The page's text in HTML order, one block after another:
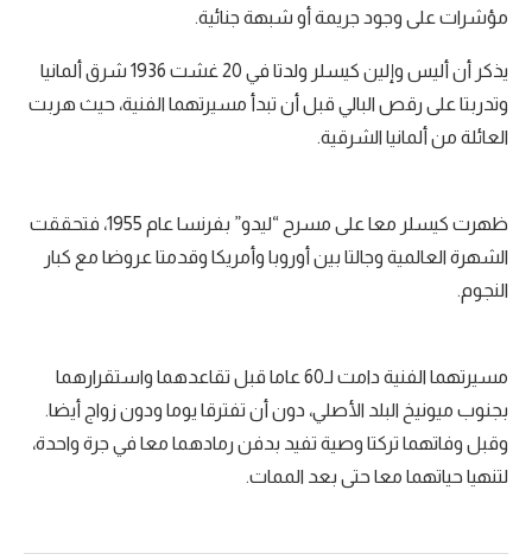
مؤشرات على وجود جريمة أو شبهة جنائية.
يذكر أن أليس وإلين كيسلر ولدتا في 20 غشت 1936 شرق ألمانيا
وتدربتا على رقص البالي قبل أن تبدأ مسيرتهما الفنية، حيث هربت
العائلة من ألمانيا الشرقية.
ظهرت كيسلر معا على مسرح “ليدو” بفرنسا عام 1955، فتحققت
الشهرة العالمية وجالتا بين أوروبا وأمريكا وقدمتا عروضا مع كبار
النجوم.
مسيرتهما الفنية دامت لـ60 عاما قبل تقاعدهما واستقرارهما
بجنوب ميونيخ البلد الأصلي، دون أن تفترقا يوما ودون زواج أيضا.
وقبل وفاتهما تركتا وصية تفيد بدفن رمادهما معا في جرة واحدة،
لتنهيا حياتهما معا حتى بعد الممات.